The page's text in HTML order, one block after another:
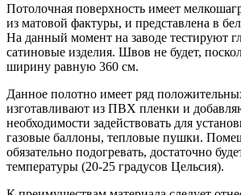
Потолочная поверхность имеет
из матовой фактуры, и представлена в
На данный момент на заводе тестируют
сатиновые изделия. Швов не будет,
ширину равную 360 см.
Данное полотно имеет ряд
изготавливают из ПВХ пленки и
необходимости задействовать для
газовые баллоны, тепловые пушки.
обязательно подогревать, достаточно
температуры (20-25 градусов Цельсия).